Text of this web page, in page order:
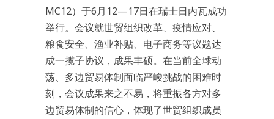
MC12）于6月12—17日在瑞士日内瓦成功
举行。会议就世贸组织改革、疫情应对、
粮食安全、渔业补贴、电子商务等议题达
成一揽子协议，成果丰硕。在当前全球动
荡、多边贸易体制面临严峻挑战的困难时
刻，会议成果来之不易，将重振各方对多
边贸易体制的信心，体现了世贸组织成员